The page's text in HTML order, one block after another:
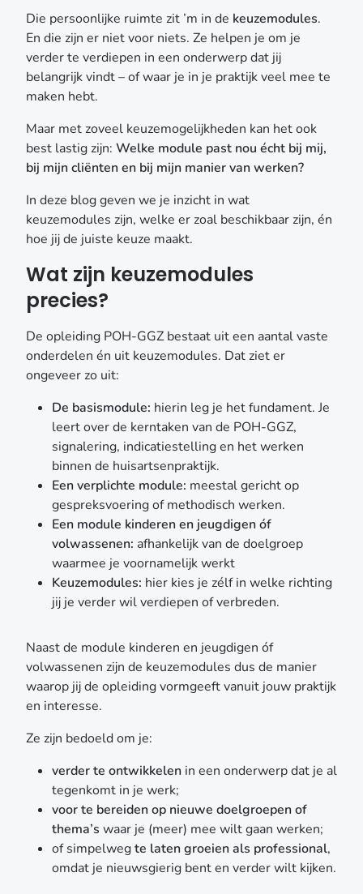
GGZ, signalering, indicatiestelling en het werken
binnen de huisartsenpraktijk. Een verplichte module:
meestal gericht op gespreksvoering of methodisch
werken. Een module kinderen en jeugdigen óf
volwassenen: afhankelijk van de doelgroep waarmee
in welke richting jij je verder wil verdiepen of
verbreden. Naast de module kinderen en jeugdigen óf
volwassenen zijn de keuzemodules dus de manier
waarop jij de opleiding vormgeeft vanuit jouw praktijk
en interesse. Ze zijn bedoeld om je: verder te
ontwikkelen in een onderwerp dat je al tegenkomt in
thema’s waar je (meer) mee wilt gaan werken; of
simpelweg te laten groeien als professional, omdat je
nieuwsgierig bent en verder wilt kijken. Een greep uit
het actuele aanbod van keuzemodules Er zijn
verschillende keuzemodules beschikbaar die allemaal
inspelen op actuele thema’s in je werk als POH-GGZ.
toelichting en link, zodat je kunt doorklikken als iets je
aanspreekt: ACT – Acceptance & Commitment
Therapy (basiscursus) Een krachtige methode die
cliënten helpt omgaan met moeilijke gevoelens en
gedachten zonder ze te vermijden of weg te duwen. Je
leert hoe je samen met cliënten werkt aan waardevol
leven, zelfs als het moeilijk is. 👉 Bekijk deze cursus
Contextuele therapie met poppetjes als taal Voor wie
visuele hulpmiddelen wil gebruiken in gesprekken.
Deze aanpak helpt bij het zichtbaar maken van
relaties, loyaliteiten en patronen – bijvoorbeeld
Slaapproblemen Slaap is de basis van mentale
gezondheid. In deze module leer je hoe je
veelvoorkomende slaapproblemen kunt signaleren,
bespreekbaar maken en behandelen. 👉 Bekijk deze
(COMET) Deze module geeft je concrete handvatten
helpen een gezonder zelfbeeld op te bouwen. 👉
Bekijk deze cursus Trauma en online seksueel geweld
Een heftig, maar belangrijk thema. In deze module leer
je over signalen van trauma, de impact van online
grensoverschrijdend gedrag en hoe je jongeren (en
ouders) hierin begeleidt. 👉 Bekijk deze cursus
Die persoonlijke ruimte zit ’m in de keuzemodules.
En die zijn er niet voor niets. Ze helpen je om je
verder te verdiepen in een onderwerp dat jij
belangrijk vindt – of waar je in je praktijk veel mee te
maken hebt.
Maar met zoveel keuzemogelijkheden kan het ook
best lastig zijn: Welke module past nou écht bij mij,
bij mijn cliënten en bij mijn manier van werken?
In deze blog geven we je inzicht in wat
keuzemodules zijn, welke er zoal beschikbaar zijn, én
hoe jij de juiste keuze maakt.
Wat zijn keuzemodules
precies?
De opleiding POH-GGZ bestaat uit een aantal vaste
onderdelen én uit keuzemodules. Dat ziet er
ongeveer zo uit:
De basismodule: hierin leg je het fundament. Je
leert over de kerntaken van de POH-GGZ,
signalering, indicatiestelling en het werken
binnen de huisartsenpraktijk.
Een verplichte module: meestal gericht op
gespreksvoering of methodisch werken.
Een module kinderen en jeugdigen óf
volwassenen: afhankelijk van de doelgroep
waarmee je voornamelijk werkt
Keuzemodules: hier kies je zélf in welke richting
jij je verder wil verdiepen of verbreden.
Naast de module kinderen en jeugdigen óf
volwassenen zijn de keuzemodules dus de manier
waarop jij de opleiding vormgeeft vanuit jouw praktijk
en interesse.
Ze zijn bedoeld om je:
verder te ontwikkelen in een onderwerp dat je al
tegenkomt in je werk;
voor te bereiden op nieuwe doelgroepen of
thema’s waar je (meer) mee wilt gaan werken;
of simpelwegte laten groeien als professional,
omdat je nieuwsgierig bent en verder wilt kijken.